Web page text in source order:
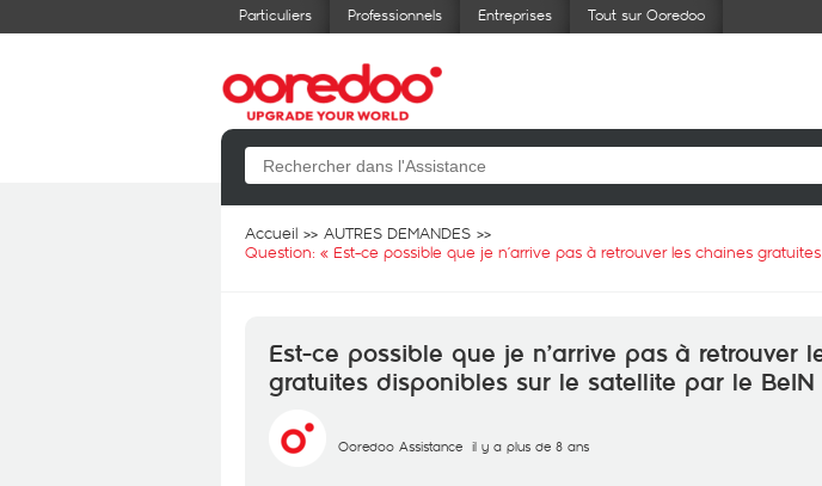
Particuliers Professionnels Entreprises Tout sur Ooredoo
Accueil
AUTRES DEMANDES
Question: « Est-ce possible que je n’arrive pas à retrouver les chaines
Est-ce possible que je n’arrive pas à retrouver
gratuites disponibles sur le satellite par le BeIN
Ooredoo Assistance il y a plus de 8 ans